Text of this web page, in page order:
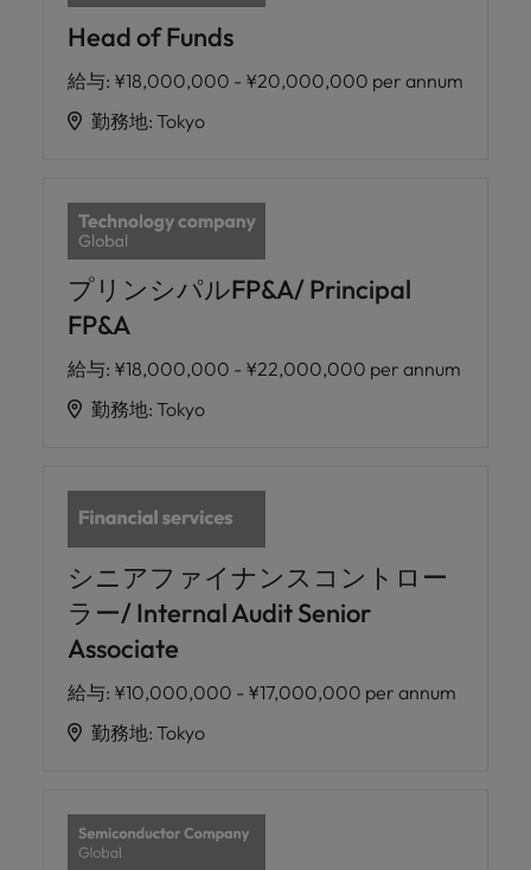
Head of Funds
給与: ¥18,000,000 - ¥20,000,000 per annum
勤務地: Tokyo
プリンシパルFP&A/ Principal
FP&A
給与: ¥18,000,000 - ¥22,000,000 per annum
勤務地: Tokyo
シニアファイナンスコントロー
ラー/ Internal Audit Senior
Associate
給与: ¥10,000,000 - ¥17,000,000 per annum
勤務地: Tokyo